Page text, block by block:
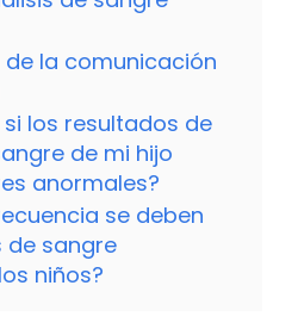
la comunicación
si los resultados de
de mi hijo
anormales?
se deben
de sangre
niños?